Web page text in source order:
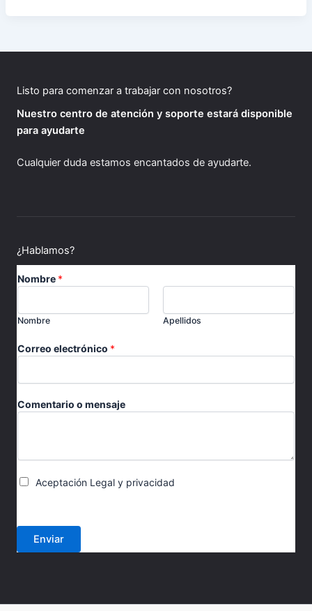
Listo para comenzar a trabajar con nosotros?
Nuestro centro de atención y soporte estará disponible
para ayudarte
Cualquier duda estamos encantados de ayudarte.
¿Hablamos?
Nombre *
Nombre Apellidos
Correo electrónico *
Comentario o mensaje
e
f
C
l
e
Aceptación Legal y privacidad
Enviar